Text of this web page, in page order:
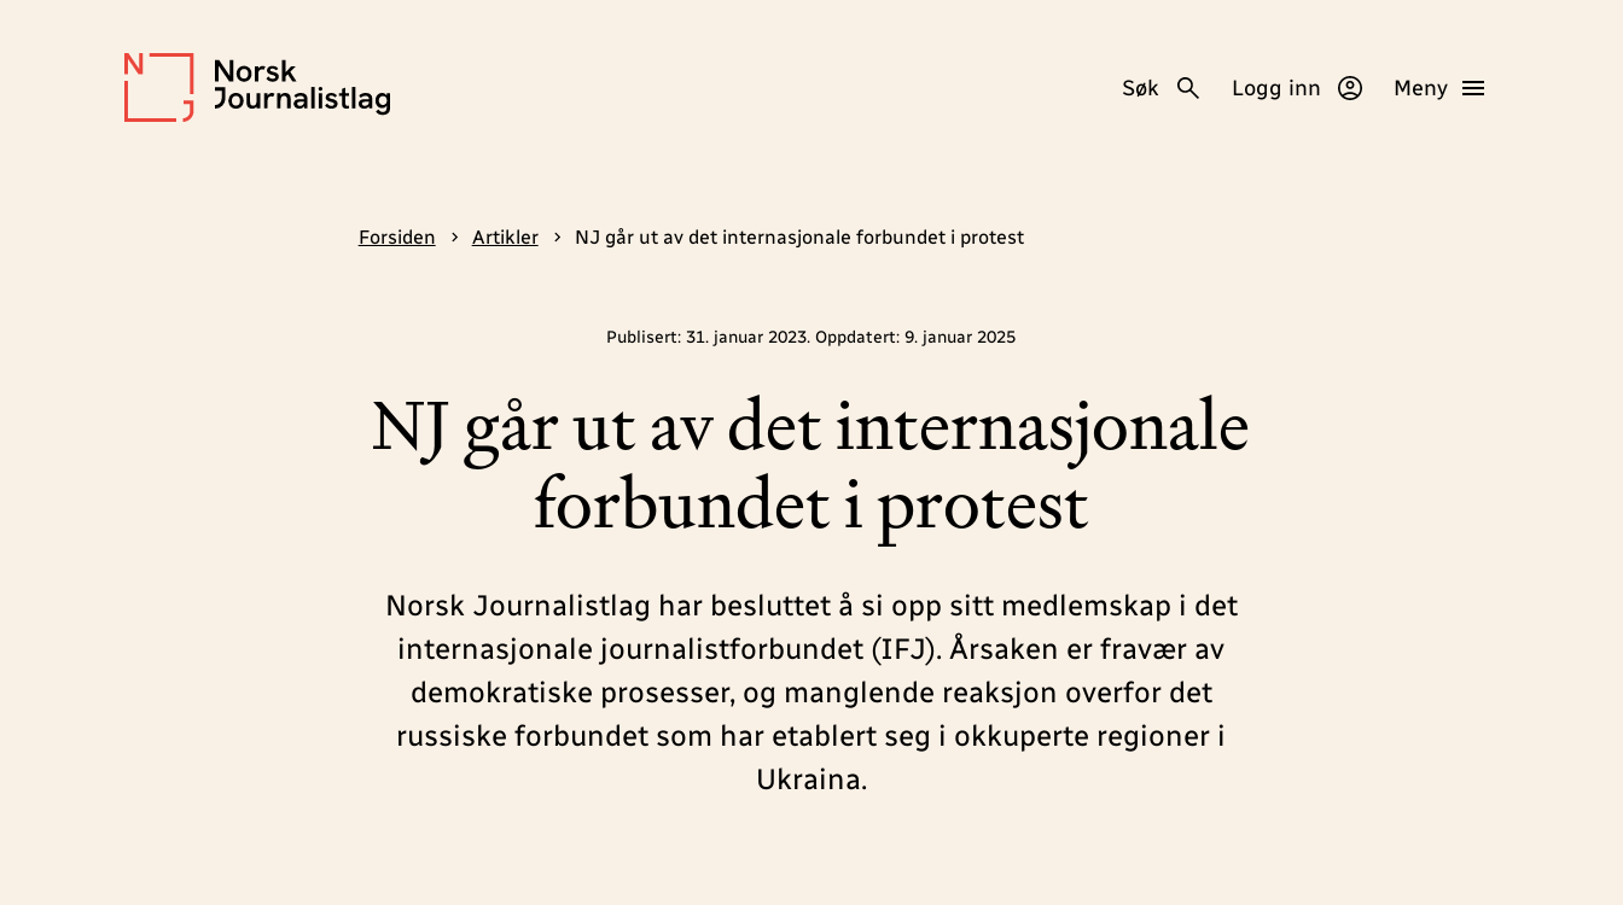
Søk Logg inn Meny
Forsiden Artikler NJ går ut av det internasjonale forbundet i protest
Publisert: 31. januar 2023. Oppdatert: 9. januar 2025
NJ går ut av det internasjonale
forbundet i protest
Norsk Journalistlag har besluttet å si opp sitt medlemskap i det
internasjonale journalistforbundet (IFJ). Årsaken er fravær av
demokratiske prosesser, og manglende reaksjon overfor det
russiske forbundet som har etablert seg i okkuperte regioner i
Ukraina.